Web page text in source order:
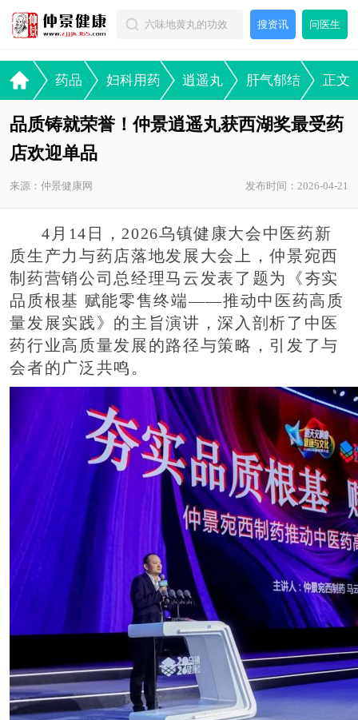
搜资讯 问医生
药品 妇科用药 逍遥丸 肝气郁结 正文
品质铸就荣誉！仲景逍遥丸获西湖奖最受药
店欢迎单品
来源：仲景健康网 发布时间：2026-04-21
4月14日，2026乌镇健康大会中医药新
质生产力与药店落地发展大会上，仲景宛西
制药营销公司总经理马云发表了题为《夯实
品质根基 赋能零售终端——推动中医药高质
量发展实践》的主旨演讲，深入剖析了中医
药行业高质量发展的路径与策略，引发了与
会者的广泛共鸣。